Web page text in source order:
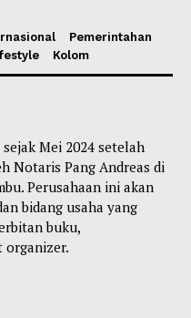
Pemerintahan
Kolom
Mei 2024 setelah
Notaris Pang Andreas di
Perusahaan ini akan
bidang usaha yang
buku,
organizer.